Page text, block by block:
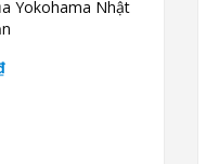
Yokohama Nhật